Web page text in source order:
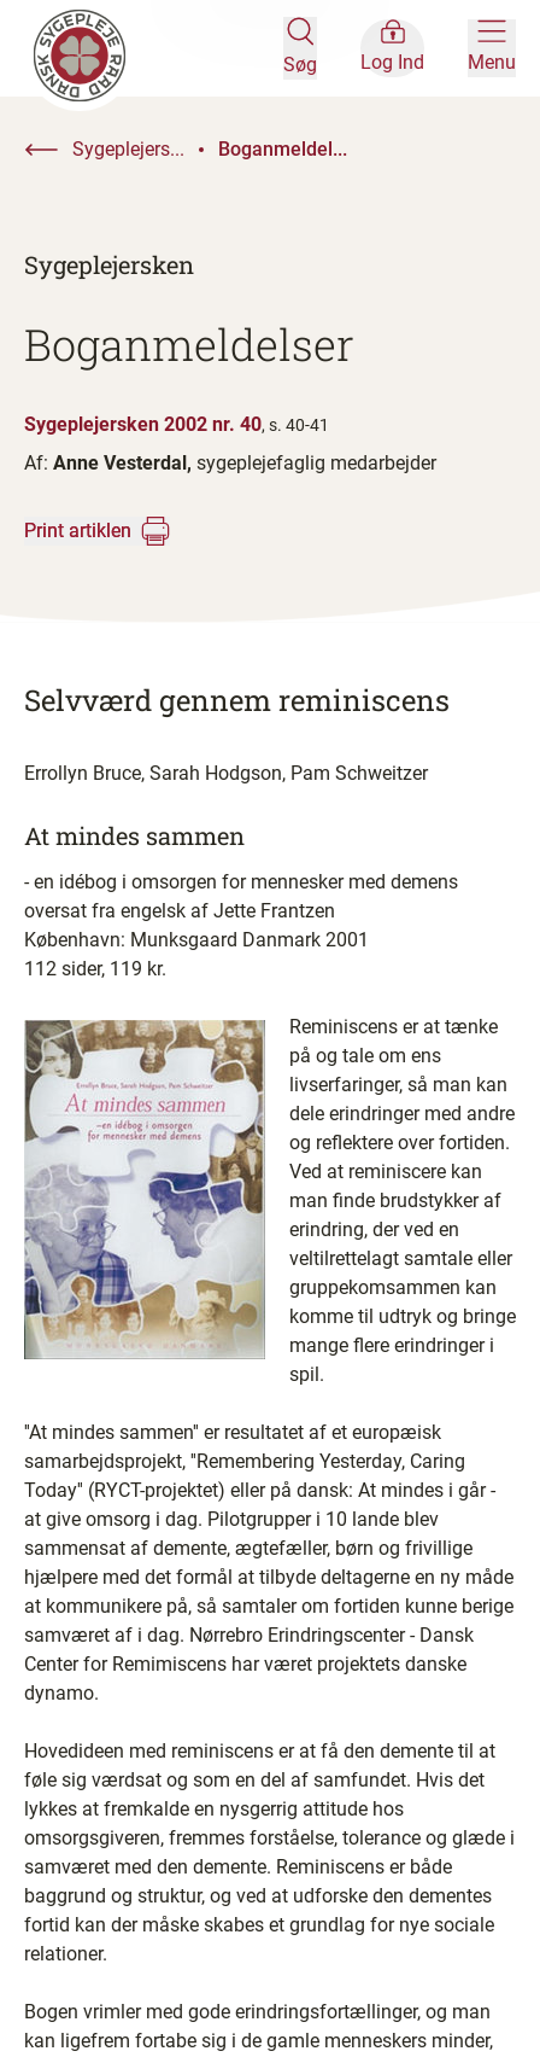
Søg Log Ind Menu
Sygeplejers... Boganmeldel...
Sygeplejersken
Boganmeldelser
Sygeplejersken 2002 nr. 40, s. 40-41
Af: Anne Vesterdal, sygeplejefaglig medarbejder
Print artiklen
Selvværd gennem reminiscens
Errollyn Bruce, Sarah Hodgson, Pam Schweitzer
At mindes sammen
- en idébog i omsorgen for mennesker med demens
oversat fra engelsk af Jette Frantzen
København: Munksgaard Danmark 2001
112 sider, 119 kr.
Reminiscens er at tænke
på og tale om ens
livserfaringer, så man kan
dele erindringer med andre
og reflektere over fortiden.
Ved at reminiscere kan
man finde brudstykker af
erindring, der ved en
veltilrettelagt samtale eller
gruppekomsammen kan
komme til udtryk og bringe
mange flere erindringer i
spil.
''At mindes sammen'' er resultatet af et europæisk
samarbejdsprojekt, ''Remembering Yesterday, Caring
Today'' (RYCT-projektet) eller på dansk: At mindes i går -
at give omsorg i dag. Pilotgrupper i 10 lande blev
sammensat af demente, ægtefæller, børn og frivillige
hjælpere med det formål at tilbyde deltagerne en ny måde
at kommunikere på, så samtaler om fortiden kunne berige
samværet af i dag. Nørrebro Erindringscenter - Dansk
Center for Remimiscens har været projektets danske
dynamo.
Hovedideen med reminiscens er at få den demente til at
føle sig værdsat og som en del af samfundet. Hvis det
lykkes at fremkalde en nysgerrig attitude hos
omsorgsgiveren, fremmes forståelse, tolerance og glæde i
samværet med den demente. Reminiscens er både
baggrund og struktur, og ved at udforske den dementes
fortid kan der måske skabes et grundlag for nye sociale
relationer.
Bogen vrimler med gode erindringsfortællinger, og man
kan ligefrem fortabe sig i de gamle menneskers minder,